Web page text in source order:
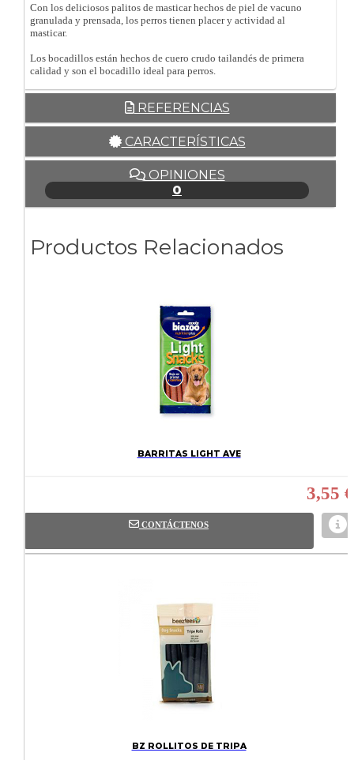
Con los deliciosos palitos de masticar hechos de piel de vacuno
granulada y prensada, los perros tienen placer y actividad al
masticar.
Los bocadillos están hechos de cuero crudo tailandés de primera
calidad y son el bocadillo ideal para perros.
REFERENCIAS
CARACTERÍSTICAS
OPINIONES
0
Productos Relacionados
BARRITAS LIGHT AVE
3,55 €
CONTÁCTENOS
BZ ROLLITOS DE TRIPA